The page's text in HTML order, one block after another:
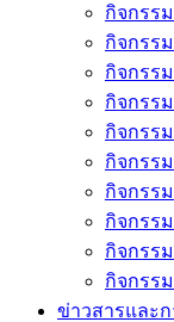
กิจกรรม
กิจกรรม
กิจกรรม
กิจกรร
กิจกรร
กิจกรร
กิจกรร
กิจกรร
กิจกรร
กิจกรร
ข่าวสารและ